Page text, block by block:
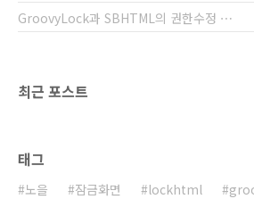
GroovyLock과 SBHTML의 권한수정 ⋯
최근 포스트
태그
노을 잠금화면 lockhtml